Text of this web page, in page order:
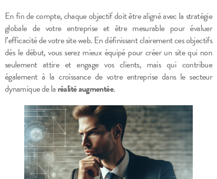
En fin de compte, chaque objectif doit être aligné avec la stratégie
globale de votre entreprise et être mesurable pour évaluer
l’efficacité de votre site web. En définissant clairement ces objectifs
dès le début, vous serez mieux équipé pour créer un site qui non
seulement attire et engage vos clients, mais qui contribue
également à la croissance de votre entreprise dans le secteur
dynamique de laréalité augmentée.